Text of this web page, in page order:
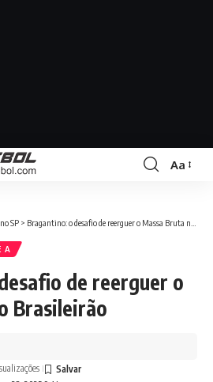
Aa
SP > Bragantino: o desafio de reerguer o Massa Bruta no Brasileirão
A
de reerguer o
Brasileirão